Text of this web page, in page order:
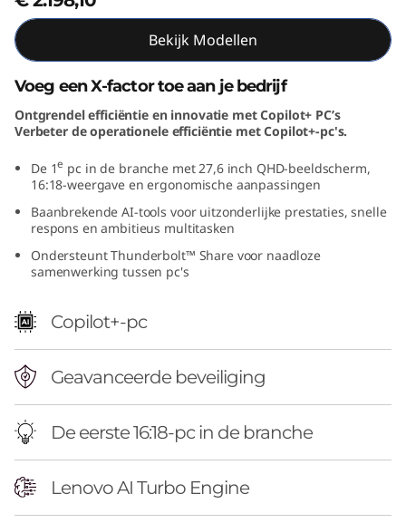
o
n
2
n
e
Bekijk Modellen
Voeg een X-factor toe aan je bedrijf
Ontgrendel efficiëntie en innovatie met Copilot+ PC’s
Verbeter de operationele efficiëntie met Copilot+-pc's.
De 1e pc in de branche met 27,6 inch QHD-beeldscherm,
16:18-weergave en ergonomische aanpassingen
Baanbrekende AI-tools voor uitzonderlijke prestaties, snelle
respons en ambitieus multitasken
Ondersteunt Thunderbolt™ Share voor naadloze
samenwerking tussen pc's
Copilot+-pc
Geavanceerde beveiliging
De eerste 16:18-pc in de branche
Lenovo AI Turbo Engine